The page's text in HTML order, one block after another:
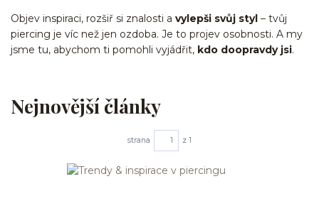
Objev inspiraci, rozšiř si znalosti a vylepši svůj styl – tvůj
piercing je víc než jen ozdoba. Je to projev osobnosti. A my
jsme tu, abychom ti pomohli vyjádřit, kdo doopravdy jsi.
Nejnovější články
strana z 1